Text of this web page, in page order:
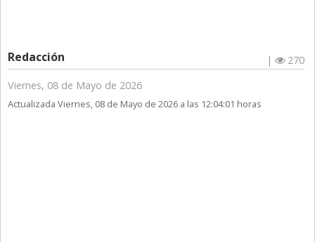
Redacción |
270
Viernes, 08 de Mayo de 2026
Actualizada Viernes, 08 de Mayo de 2026 a las 12:04:01 horas